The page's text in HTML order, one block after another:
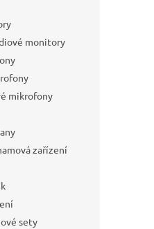
monitory
mikrofony
zařízení
sety